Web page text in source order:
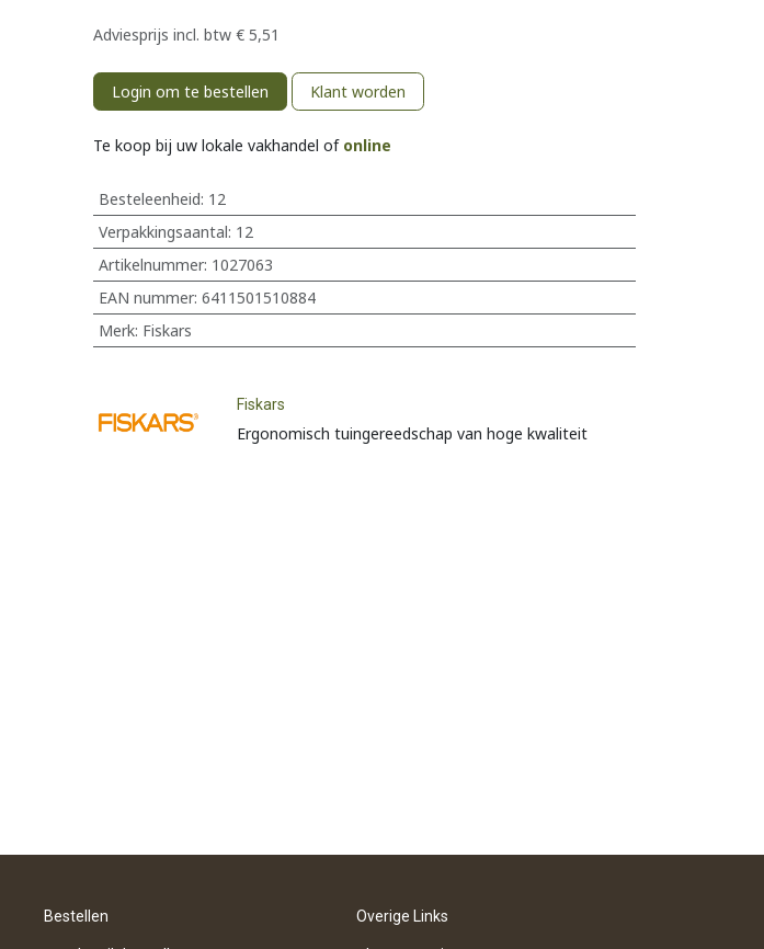
Adviesprijs incl. btw € 5,51
Login om te bestellen Klant worden
Te koop bij uw lokale vakhandel of online
Besteleenheid: 12
Verpakkingsaantal: 12
Artikelnummer: 1027063
EAN nummer: 6411501510884
Merk: Fiskars
Fiskars
Ergonomisch tuingereedschap van hoge kwaliteit
Bestellen Overige Links